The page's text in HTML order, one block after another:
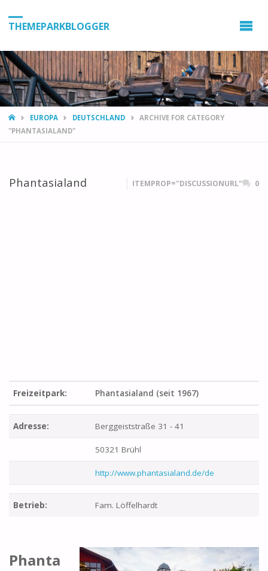
THEMEPARKBLOGGER
HOMEEUROPA DEUTSCHLAND
ARCHIVE FOR CATEGORY
"PHANTASIALAND"
Phantasialand ITEMPROP="DISCUSSIONURL" 0
Freizeitpark: Phantasialand (seit 1967)
Adresse: Berggeiststraße 31 - 41
50321 Brühl
http://www.phantasialand.de/de
Betrieb: Fam. Löffelhardt
Phanta